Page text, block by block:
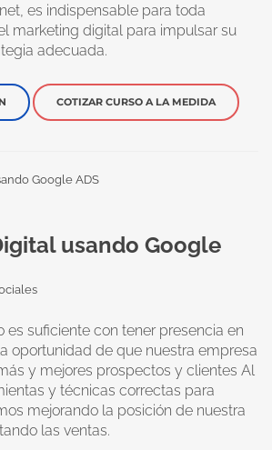
es indispensable para toda
marketing digital para impulsar su
adecuada.
COTIZAR CURSO A LA MEDIDA
usando Google
es suficiente con tener presencia en
oportunidad de que nuestra empresa
y mejores prospectos y clientes Al
y técnicas correctas para
mejorando la posición de nuestra
las ventas.